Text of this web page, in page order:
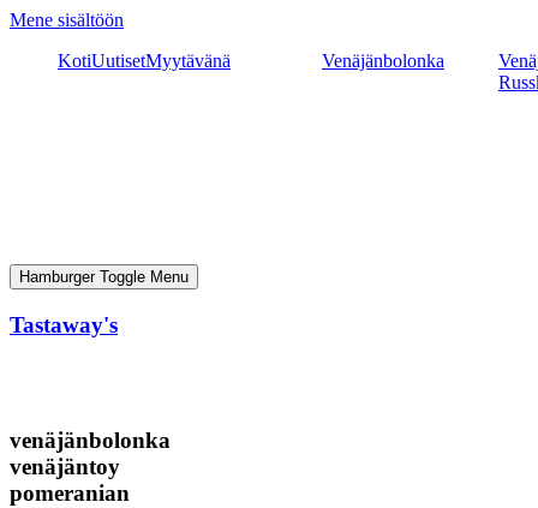
Mene sisältöön
KotiUutisetMyytävänä Venäjänbolonka
Hamburger Toggle Menu
Tastaway's
venäjänbolonka
venäjäntoy
pomeranian